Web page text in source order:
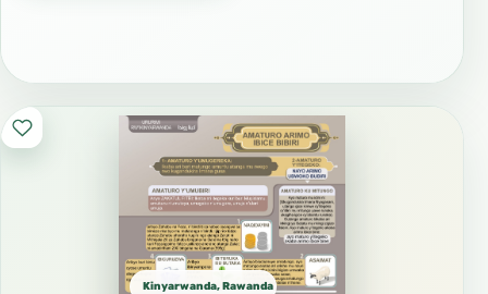
Kinyarwanda, Rawanda كينيارواندا